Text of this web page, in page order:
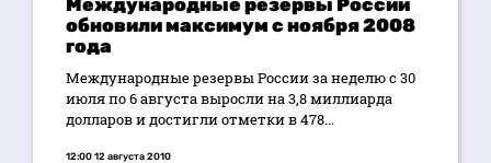
Международные резервы России
обновили максимум с ноября 2008
года
Международные резервы России за неделю с 30
июля по 6 августа выросли на 3,8 миллиарда
долларов и достигли отметки в 478...
12:00 12 августа 2010